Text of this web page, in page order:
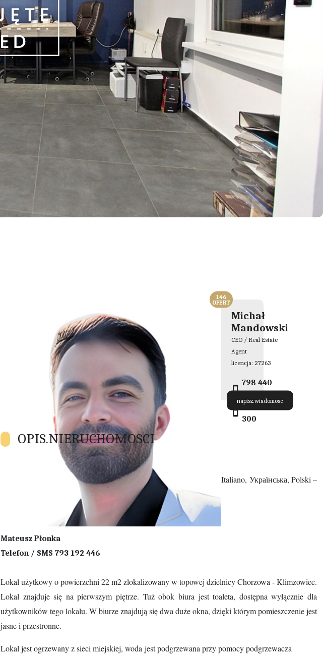
Michał
Mandowski
CEO / Real Estate
Agent
licencja: 27263
798 440
798 440
300
napisz.wiadomosc
146
OFERT
OPIS.NIERUCHOMOSCI
ENGLISH TEXT SCROLL DOWN ↓ We speak English, Deutsch, Italiano, Українська, Polski –
Call or text us anytime +48 798 440 300
Mateusz Płonka
Telefon / SMS 793 192 446
Lokal użytkowy o powierzchni 22 m2 zlokalizowany w topowej dzielnicy Chorzowa - Klimzowiec.
Lokal znajduje się na pierwszym piętrze. Tuż obok biura jest toaleta, dostępna wyłącznie dla
użytkowników tego lokalu. W biurze znajdują się dwa duże okna, dzięki którym pomieszczenie jest
jasne i przestronne.
Lokal jest ogrzewany z sieci miejskiej, woda jest podgrzewana przy pomocy podgrzewacza